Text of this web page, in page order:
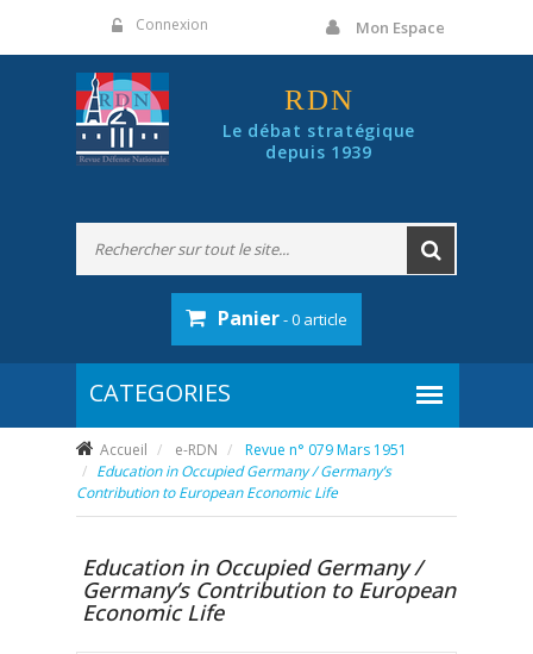
Connexion Mon Espace
RDN
Le débat stratégique
depuis 1939
Panier- 0 article
Accueil e-RDN
Revue n° 079 Mars 1951
Education in Occupied Germany / Germany’s
Contribution to European Economic Life
Education in Occupied Germany /
Germany’s Contribution to European
Economic Life